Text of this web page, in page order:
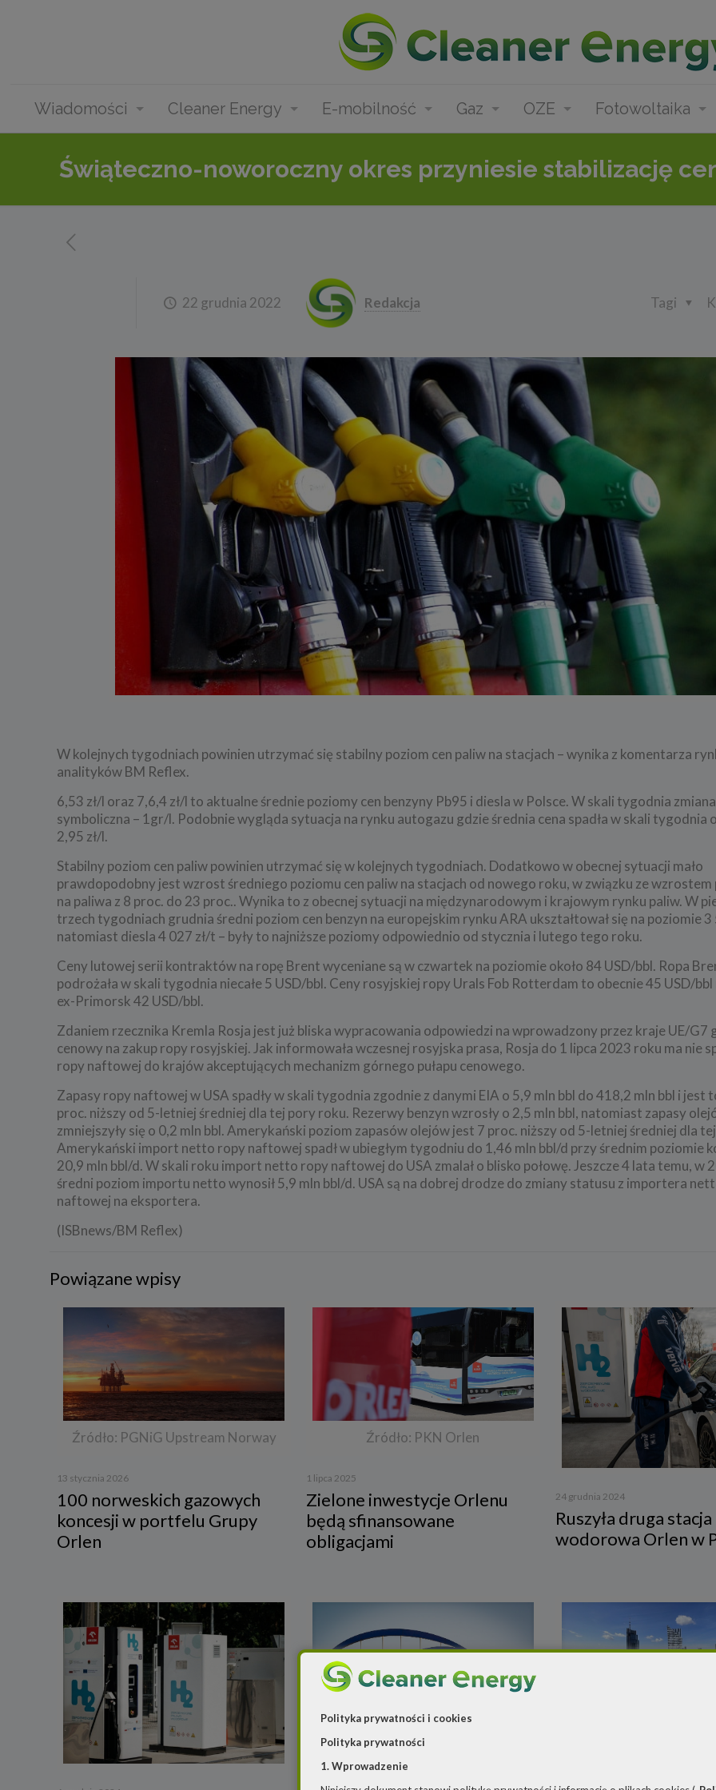
Wiadomości Cleaner Energy E-mobilność Gaz OZE Fotowoltaika
Świąteczno-noworoczny okres przyniesie stabilizację
22 grudnia 2022 Redakcja Tagi
W kolejnych tygodniach powinien utrzymać się stabilny poziom cen paliw na stacjach – wynika z komentarza
analityków BM Reflex.
6,53 zł/l oraz 7,6,4 zł/l to aktualne średnie poziomy cen benzyny Pb95 i diesla w Polsce. W skali tygodnia
symboliczna – 1gr/l. Podobnie wygląda sytuacja na rynku autogazu gdzie średnia cena spadła w skali tygodnia
2,95 zł/l.
Stabilny poziom cen paliw powinien utrzymać się w kolejnych tygodniach. Dodatkowo w obecnej sytuacji mało
prawdopodobny jest wzrost średniego poziomu cen paliw na stacjach od nowego roku, w związku ze
na paliwa z 8 proc. do 23 proc.. Wynika to z obecnej sytuacji na międzynarodowym i krajowym rynku paliw. W
trzech tygodniach grudnia średni poziom cen benzyn na europejskim rynku ARA ukształtował się na poziomie 3
natomiast diesla 4 027 zł/t – były to najniższe poziomy odpowiednio od stycznia i lutego tego roku.
Ceny lutowej serii kontraktów na ropę Brent wyceniane są w czwartek na poziomie około 84 USD/bbl. Ropa
podrożała w skali tygodnia niecałe 5 USD/bbl. Ceny rosyjskiej ropy Urals Fob Rotterdam to obecnie 45 USD/
ex-Primorsk 42 USD/bbl.
Zdaniem rzecznika Kremla Rosja jest już bliska wypracowania odpowiedzi na wprowadzony przez kraje UE/G7
cenowy na zakup ropy rosyjskiej. Jak informowała wczesnej rosyjska prasa, Rosja do 1 lipca 2023 roku ma nie
ropy naftowej do krajów akceptujących mechanizm górnego pułapu cenowego.
Zapasy ropy naftowej w USA spadły w skali tygodnia zgodnie z danymi EIA o 5,9 mln bbl do 418,2 mln bbl i jest
proc. niższy od 5-letniej średniej dla tej pory roku. Rezerwy benzyn wzrosły o 2,5 mln bbl, natomiast zapasy
zmniejszyły się o 0,2 mln bbl. Amerykański poziom zapasów olejów jest 7 proc. niższy od 5-letniej średniej dla
Amerykański import netto ropy naftowej spadł w ubiegłym tygodniu do 1,46 mln bbl/d przy średnim poziomie
20,9 mln bbl/d. W skali roku import netto ropy naftowej do USA zmalał o blisko połowę. Jeszcze 4 lata temu, w
średni poziom importu netto wynosił 5,9 mln bbl/d. USA są na dobrej drodze do zmiany statusu z importera
naftowej na eksportera.
(ISBnews/BM Reflex)
Powiązane wpisy
Źródło: PGNiG Upstream Norway
13 stycznia 2026
100 norweskich gazowych
koncesji w portfelu Grupy
Orlen
Źródło: PKN Orlen
1 lipca 2025
Zielone inwestycje Orlenu
będą sfinansowane
obligacjami
24 grudnia 2024
Ruszyła druga stacja
wodorowa Orlen w
29 listopada 2024
magazynów energii
zł
Polityka prywatności i cookies
Polityka prywatności
1. Wprowadzenie